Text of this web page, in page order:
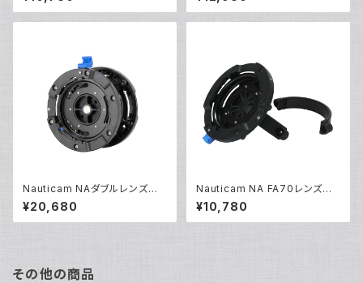
Nauticam NAダブルレンズホ
ルダーBMII [21173]
¥20,680
Nauticam NA FA70レンズホ
ルダーBMII [21174]
¥10,780
その他の商品